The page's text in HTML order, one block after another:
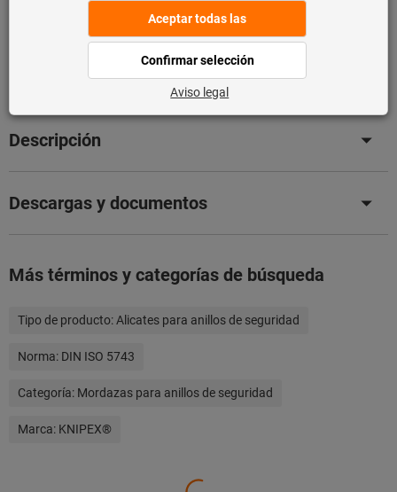
Añadir a la lista de deseos Compartir artículo
Detalles de producto
Descripción
Descargas y documentos
Más términos y categorías de búsqueda
Tipo de producto: Alicates para anillos de seguridad
Norma: DIN ISO 5743
Categoría: Mordazas para anillos de seguridad
Marca: KNIPEX®